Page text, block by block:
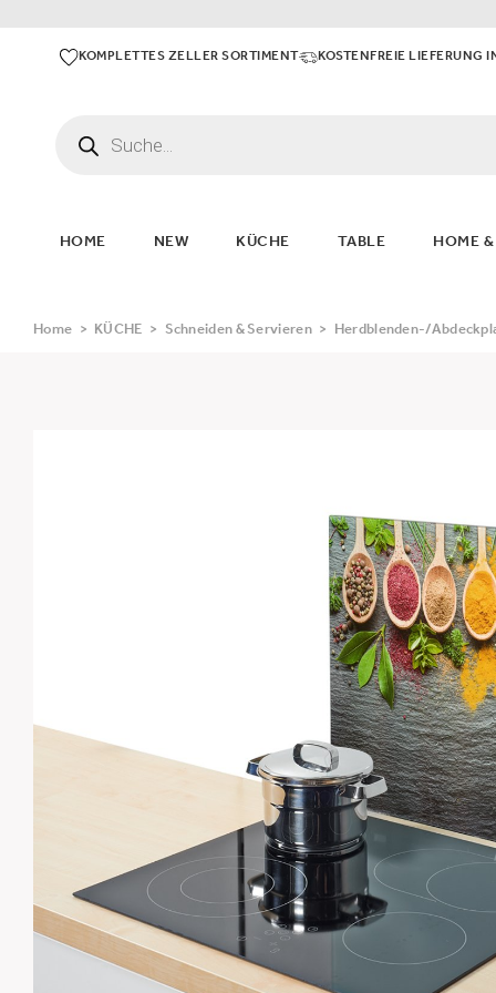
KOMPLETTES ZELLER SORTIMENT KOSTENFREIE LIEFERUNG
HOME NEW KÜCHE TABLE HOME
Home > KÜCHE > Schneiden & Servieren > Herdblenden-/